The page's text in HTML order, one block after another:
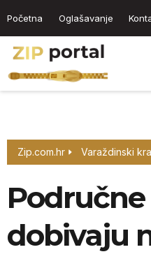
Početna Oglašavanje
Zip.com.hr Varaždinski
dobivaju